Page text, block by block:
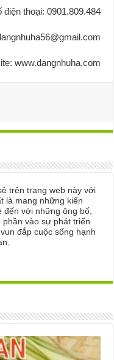
điện thoại: 0901.809.484
www.dangnhuha.com
trên trang web này với
là mang những kiến
đến với những ông bố,
vào sự phát triển
đắp cuộc sống hạnh